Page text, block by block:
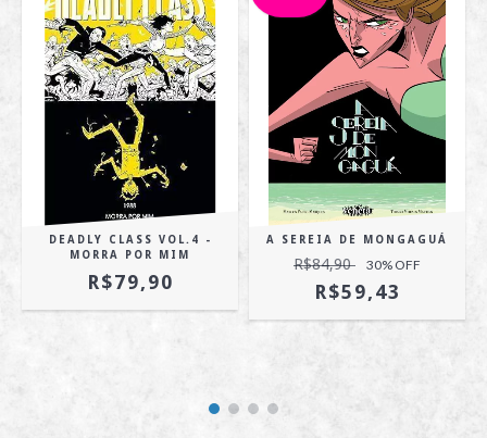
DEADLY CLASS VOL.4 -
MORRA POR MIM
R$79,90
A SEREIA DE MONGAGUÁ
R$84,90 30% OFF
R$59,43